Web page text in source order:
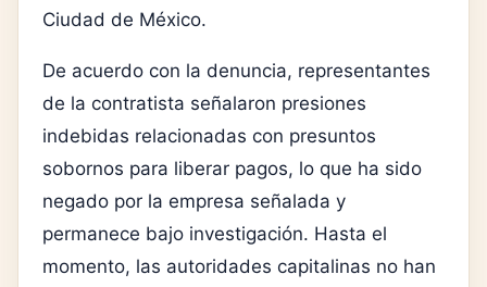
Ciudad de México.
De acuerdo con la denuncia, representantes
de la contratista señalaron presiones
indebidas relacionadas con presuntos
sobornos para liberar pagos, lo que ha sido
negado por la empresa señalada y
permanece bajo investigación. Hasta el
momento, las autoridades capitalinas no han